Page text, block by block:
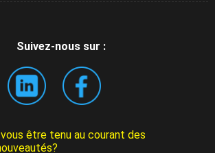
Suivez-nous sur :
être tenu au courant des